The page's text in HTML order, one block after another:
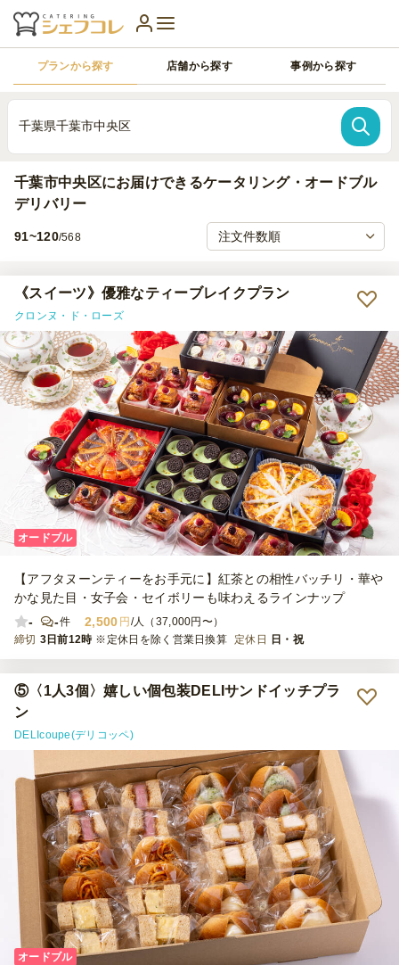
プランから探す 店舗から探す 事例から探す
千葉県千葉市中央区
千葉市中央区にお届けできるケータリング・オードブル
デリバリー
91~120/568
《スイーツ》優雅なティーブレイクプラン
クロンヌ・ド・ローズ
オードブル
【アフタヌーンティーをお手元に】紅茶との相性バッチリ・華や
かな見た目・女子会・セイボリーも味わえるラインナップ
-
-件 2,500 円/人（37,000円〜）
締切 3日前12時 ※定休日を除く営業日換算 定休日 日・祝
⑤〈1人3個〉嬉しい個包装DELIサンドイッチプラ
ン
DELIcoupe(デリコッペ)
オードブル